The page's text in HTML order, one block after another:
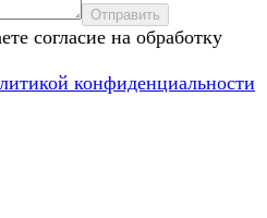
Отправить
согласие на обработку
конфиденциальности